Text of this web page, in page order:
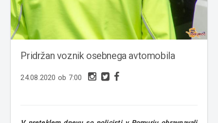
Pridržan voznik osebnega avtomobila
24.08.2020 ob 7:00